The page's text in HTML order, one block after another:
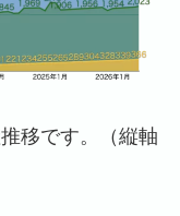
移です。（縦軸